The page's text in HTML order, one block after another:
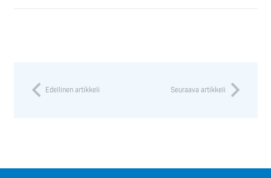
Edellinen artikkeli Seuraava artikkeli